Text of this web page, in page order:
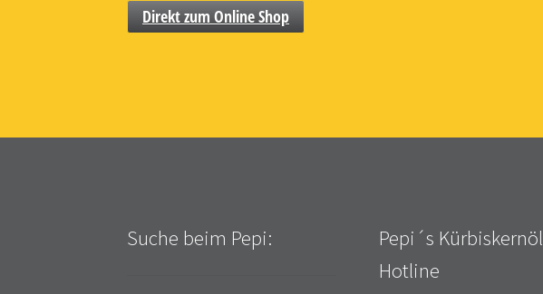
Direkt zum Online Shop
Suche beim Pepi:
Pepi´s Kürbiskernöl
Hotline